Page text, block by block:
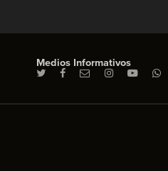
Medios Informativos